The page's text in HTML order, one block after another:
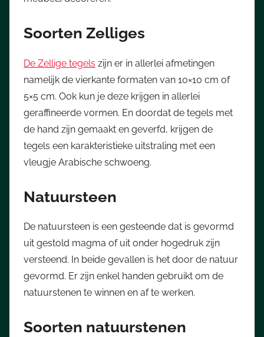
Soorten Zelliges
De Zellige tegels zijn er in allerlei afmetingen
namelijk de vierkante formaten van 10×10 cm of
5×5 cm. Ook kun je deze krijgen in allerlei
geraffineerde vormen. En doordat de tegels met
de hand zijn gemaakt en geverfd, krijgen de
tegels een karakteristieke uitstraling met een
vleugje Arabische schwoeng.
Natuursteen
De natuursteen is een gesteende dat is gevormd
uit gestold magma of uit onder hogedruk zijn
versteend. In beide gevallen is het door de natuur
gevormd. Er zijn enkel handen gebruikt om de
natuurstenen te winnen en af te werken.
Soorten natuurstenen